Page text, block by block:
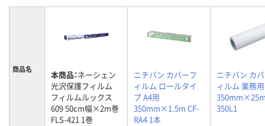
商品名 本商品：ネーシェン
光沢保護フィルム
フィルムルックス
609 50cm幅×2m巻
FLS-421 1巻
ニチバン カバーフ
ィルム ロールタイ
プ A4用
350mm×1.5m CF-
RA4 1本
ニチバン カ
ィルム 業務
350L1